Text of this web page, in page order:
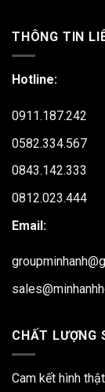
THÔNG TIN
Hotline:
0911.187.242
0582.334.567
0843.142.333
0812.023.444
Email:
CHẤT LƯỢNG
Cam kết hình